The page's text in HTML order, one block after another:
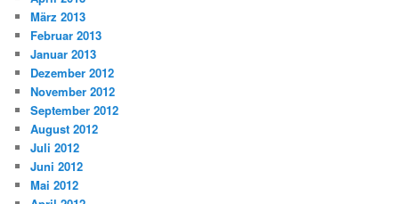
März 2013
Februar 2013
Januar 2013
Dezember 2012
November 2012
September 2012
August 2012
Juli 2012
Juni 2012
Mai 2012